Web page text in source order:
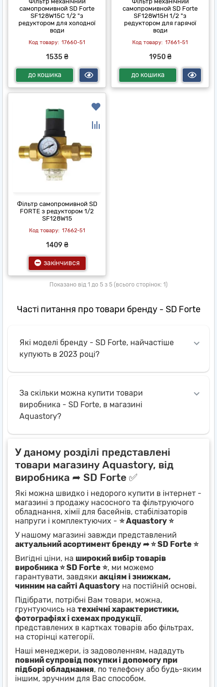
самопромивной SD Forte
SF128W15C 1/2 "з
редуктором для холодної
води
17660-51
1535 ₴
до кошика
самопромивной SD Forte
SF128W15H 1/2 "з
редуктором для гарячої
води
17661-51
1950 ₴
до кошика
Фільтр самопромивной SD
FORTE з редуктором 1/2
SF128W15
17662-51
1409 ₴
закінчився
Показано від 1 до 5 з 5 (всього сторінок: 1)
Часті питання про товари бренду - SD Forte
Які моделі бренду - SD Forte, найчастіше
купують в 2023 році?
За скільки можна купити товари
виробника - SD Forte, в магазині
Aquastory?
У даному розділі представлені
товари магазину Aquastory, від
виробника ➦ SD Forte ✅
Які можна швидко і недорого купити в інтернет -
магазині з продажу насосного та фільтруючого
обладнання, хімії для басейнів, стабілізаторів
напруги і комплектуючих - ⭐ Aquastory ⭐
У нашому магазині завжди представлений
актуальний асортимент бренду ➦ ⭐ SD Forte ⭐
Вигідні ціни, на широкий вибір товарів
виробника ⭐ SD Forte ⭐, ми можемо
гарантувати, завдяки акціям і знижкам,
чинним на сайті Aquastory на постійній основі.
Підібрати, потрібні Вам товари, можна,
грунтуючись на технічні характеристики,
фотографіях і схемах продукції,
представлених в картках товарів або фільтрах,
на сторінці категорії.
Наші менеджери, із задоволенням, нададуть
повний супровід покупки і допомогу при
підборі обладнання, по телефону або будь-яким
іншим, зручним для Вас способом.